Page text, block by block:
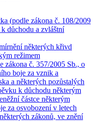
(podle zákona č. 108/2009
důchodu a zvláštní
některých křivd
režimem
zákona č. 357/2005 Sb., o
boje za vznik a
a některých pozůstalých
k důchodu některým
částce některým
za osvobození v letech
zákonů, ve znění